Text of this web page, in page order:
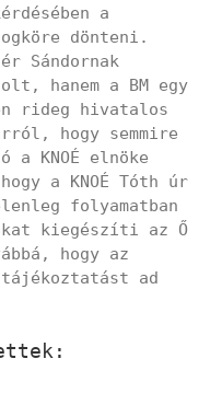
a
dönteni.
Sándornak
hanem a BM egy
rideg hivatalos
hogy semmire
KNOÉ elnöke
a KNOÉ Tóth úr
folyamatban
kiegészíti az Ő
hogy az
tájékoztatást ad